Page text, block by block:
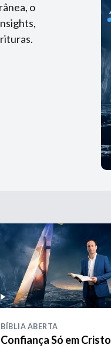
o
BÍBLIA ABERTA
Confiança Só em Cristo